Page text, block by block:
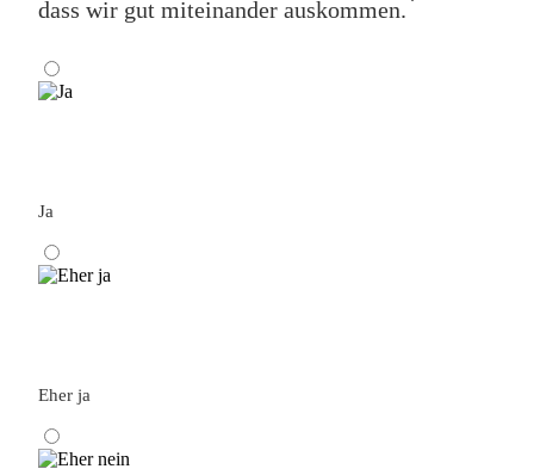
dass wir gut miteinander auskommen.
Ja
Eher ja